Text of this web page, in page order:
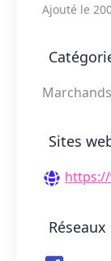
Ajouté le
Sites